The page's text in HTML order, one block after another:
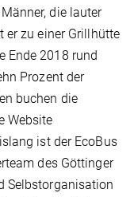
die lauter
er zu einer Grillhütte
Ende 2018 rund
Prozent der
buchen die
Website
ist der EcoBus
des Göttinger
Selbstorganisation